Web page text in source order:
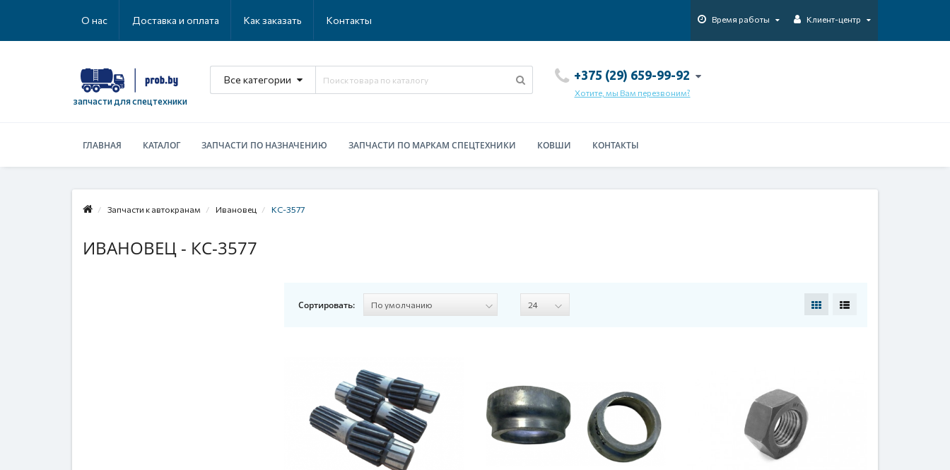
О нас Доставка и оплата Как заказать Контакты Время работы Клиент-центр
запчасти для спецтехники
Все категории +375 (29) 659-99-92
Хотите, мы Вам перезвоним?
ГЛАВНАЯ КАТАЛОГ ЗАПЧАСТИ ПО НАЗНАЧЕНИЮ ЗАПЧАСТИ ПО МАРКАМ СПЕЦТЕХНИКИ КОВШИ КОНТАКТЫ
Запчасти к автокранам Ивановец КС-3577
ИВАНОВЕЦ - КС-3577
Сортировать: